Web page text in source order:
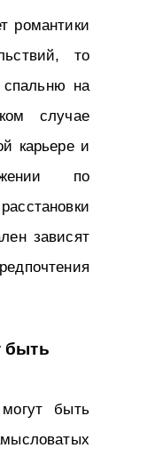
романтики
то
спальню на
случае
карьере и
по
зависят
быть
быть